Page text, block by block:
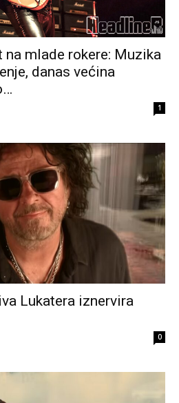
mlade rokere: Muzika
danas većina
1
Lukatera iznervira
0